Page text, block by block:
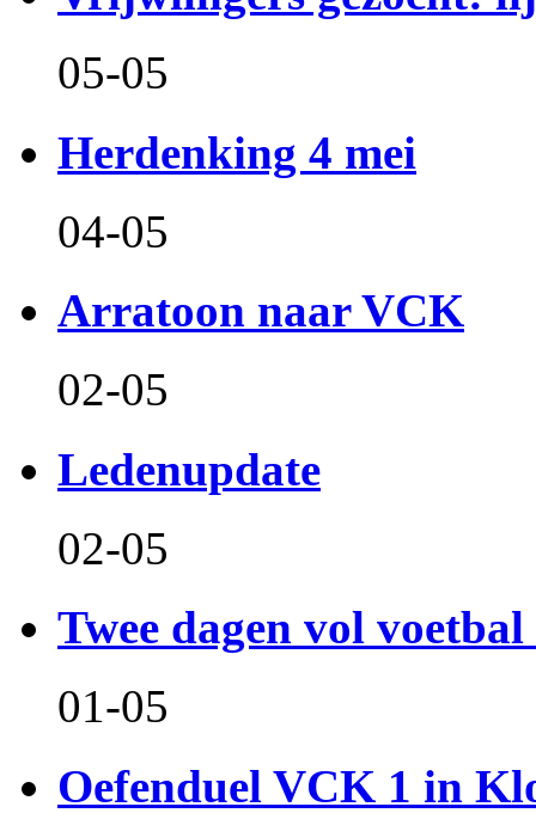
05-05
Herdenking 4 mei
04-05
Arratoon naar VCK
02-05
Ledenupdate
02-05
Twee dagen vol
01-05
Oefenduel VCK 1 in